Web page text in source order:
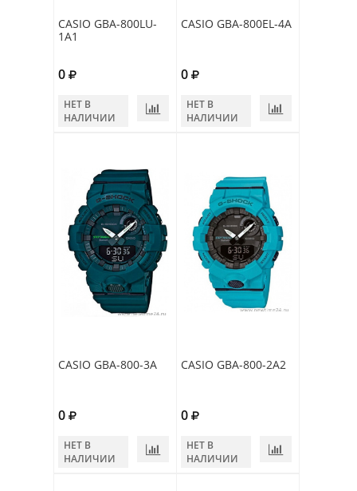
CASIO GBA-800LU-
1A1
0
НЕТ В
НАЛИЧИИ
CASIO GBA-800EL-4A
0
НЕТ В
НАЛИЧИИ
CASIO GBA-800-3A
0
НЕТ В
НАЛИЧИИ
CASIO GBA-800-2A2
0
НЕТ В
НАЛИЧИИ